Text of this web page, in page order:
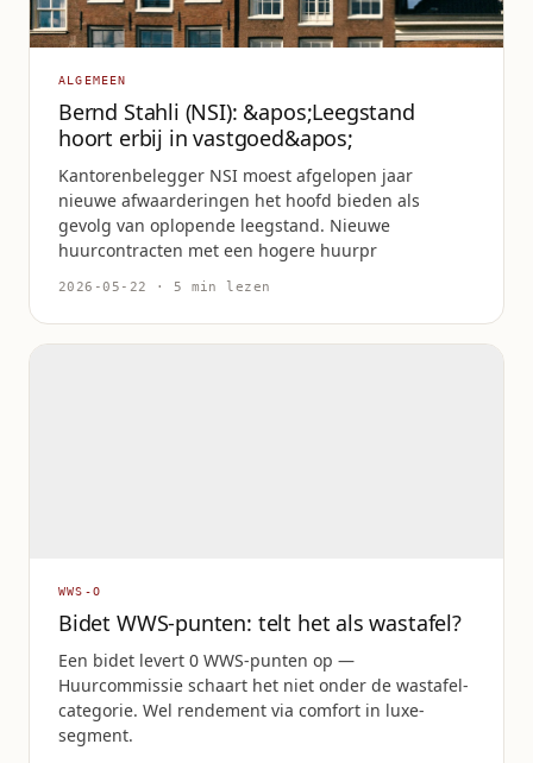
ALGEMEEN
Bernd Stahli (NSI): &apos;Leegstand
hoort erbij in vastgoed&apos;
Kantorenbelegger NSI moest afgelopen jaar
nieuwe afwaarderingen het hoofd bieden als
gevolg van oplopende leegstand. Nieuwe
huurcontracten met een hogere huurpr
2026-05-22 · 5 min lezen
WWS-O
Bidet WWS-punten: telt het als wastafel?
Een bidet levert 0 WWS-punten op —
Huurcommissie schaart het niet onder de wastafel-
categorie. Wel rendement via comfort in luxe-
segment.